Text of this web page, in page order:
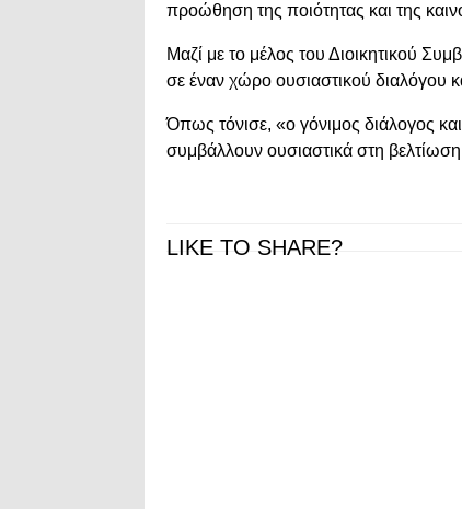
προώθηση της ποιότητας και της
Μαζί με το μέλος του Διοικητικού
σε έναν χώρο ουσιαστικού διαλόγου
Όπως τόνισε, «ο γόνιμος διάλογος
συμβάλλουν ουσιαστικά στη
LIKE TO SHARE?